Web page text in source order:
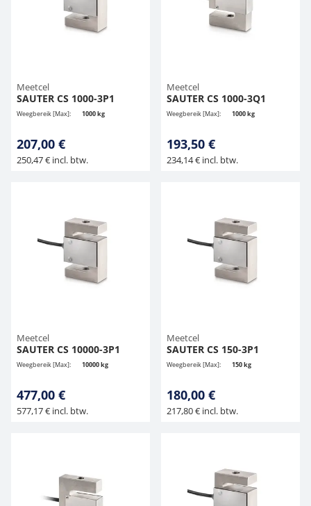
Meetcel
SAUTER CS 1000-3P1
Weegbereik [Max]: 1000 kg
207,00 €
250,47 € incl. btw.
Meetcel
SAUTER CS 1000-3Q1
Weegbereik [Max]: 1000 kg
193,50 €
234,14 € incl. btw.
Meetcel
SAUTER CS 10000-3P1
Weegbereik [Max]: 10000 kg
477,00 €
577,17 € incl. btw.
Meetcel
SAUTER CS 150-3P1
Weegbereik [Max]: 150 kg
180,00 €
217,80 € incl. btw.